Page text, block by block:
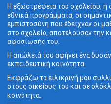
Η εξωστρέφεια του σχολείου,
εθνικά προγράμματα, οι
εμπιστοσύνη που έδειχναν οι
στο σχολείο, αποτελούσαν την
αφοσίωσής του.
Η απώλειά του αφήνει ένα
εκπαιδευτική κοινότητα.
Εκφράζω τα ειλικρινή μου
στους οικείους του και σε
κοινότητα.